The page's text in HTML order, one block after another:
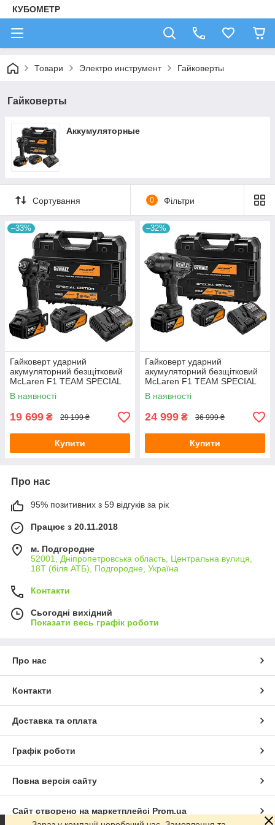
КУБОМЕТР
Товари Электро инструмент Гайковерты
Гайковерты
Аккумуляторные
Сортування 0 Фільтри
–33%
Гайковерт ударний
акумуляторний безщітковий
McLaren F1 TEAM SPECIAL
EDITION DeWALT
DCF92MP2T
В наявності
19 699 ₴ 29 199 ₴
Купити
–32%
Гайковерт ударний
акумуляторний безщітковий
McLaren F1 TEAM SPECIAL
EDITION DeWALT
DCF99MP2T
В наявності
24 999 ₴ 36 999 ₴
Купити
Про нас
95% позитивних з 59 відгуків за рік
Працює з 20.11.2018
м. Подгородне
52001, Дніпропетровська область, Центральна вулиця,
18Т (біля АТБ), Подгородне, Україна
Контакти
Сьогодні вихідний
Показати весь графік роботи
Про нас
Контакти
Доставка та оплата
Графік роботи
Повна версія сайту
Сайт створено на маркетплейсі Prom.ua